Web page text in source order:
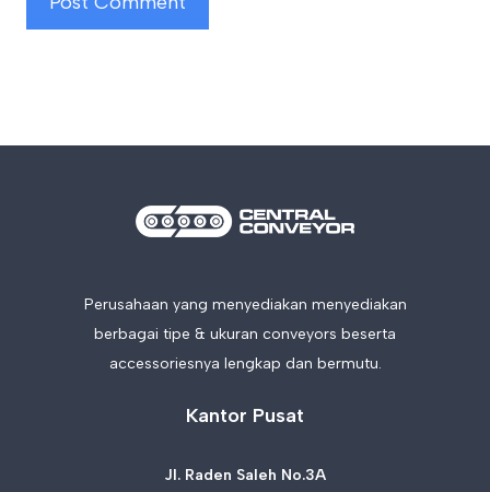
Perusahaan yang menyediakan menyediakan
berbagai tipe & ukuran conveyors beserta
accessoriesnya lengkap dan bermutu.
Kantor Pusat
Jl. Raden Saleh No.3A